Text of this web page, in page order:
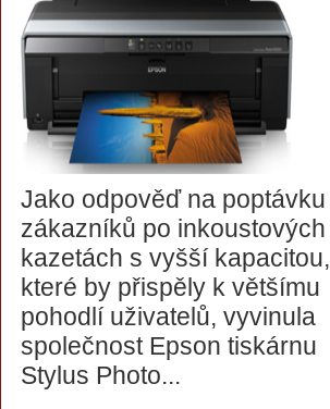
Jako odpověď na poptávku
zákazníků po inkoustových
kazetách s vyšší kapacitou,
které by přispěly k většímu
pohodlí uživatelů, vyvinula
společnost Epson tiskárnu
Stylus Photo...